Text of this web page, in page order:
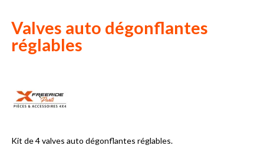
Valves auto dégonflantes
réglables
Kit de 4 valves auto dégonflantes réglables.